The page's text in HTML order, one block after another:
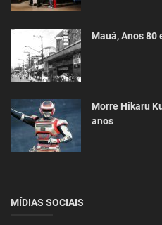
Mauá, Anos 80
Morre Hikaru
anos
MÍDIAS SOCIAIS